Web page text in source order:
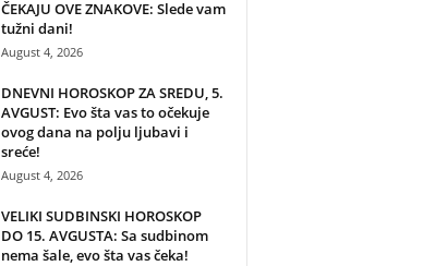
ČEKAJU OVE ZNAKOVE: Slede vam
tužni dani!
August 4, 2026
DNEVNI HOROSKOP ZA SREDU, 5.
AVGUST: Evo šta vas to očekuje
ovog dana na polju ljubavi i
sreće!
August 4, 2026
VELIKI SUDBINSKI HOROSKOP
DO 15. AVGUSTA: Sa sudbinom
nema šale, evo šta vas čeka!